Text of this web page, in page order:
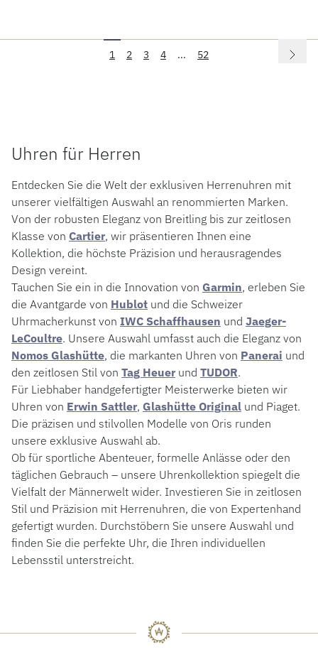
1 2 3 4 ... 52
Uhren für Herren
Entdecken Sie die Welt der exklusiven Herrenuhren mit
unserer vielfältigen Auswahl an renommierten Marken.
Von der robusten Eleganz von Breitling bis zur zeitlosen
Klasse von Cartier, wir präsentieren Ihnen eine
Kollektion, die höchste Präzision und herausragendes
Design vereint.
Tauchen Sie ein in die Innovation von Garmin, erleben Sie
die Avantgarde von Hublot und die Schweizer
Uhrmacherkunst von IWC Schaffhausen und Jaeger-
LeCoultre. Unsere Auswahl umfasst auch die Eleganz von
Nomos Glashütte, die markanten Uhren von Panerai und
den zeitlosen Stil von Tag Heuer und TUDOR.
Für Liebhaber handgefertigter Meisterwerke bieten wir
Uhren von Erwin Sattler, Glashütte Original und Piaget.
Die präzisen und stilvollen Modelle von Oris runden
unsere exklusive Auswahl ab.
Ob für sportliche Abenteuer, formelle Anlässe oder den
täglichen Gebrauch – unsere Uhrenkollektion spiegelt die
Vielfalt der Männerwelt wider. Investieren Sie in zeitlosen
Stil und Präzision mit Herrenuhren, die von Expertenhand
gefertigt wurden. Durchstöbern Sie unsere Auswahl und
finden Sie die perfekte Uhr, die Ihren individuellen
Lebensstil unterstreicht.